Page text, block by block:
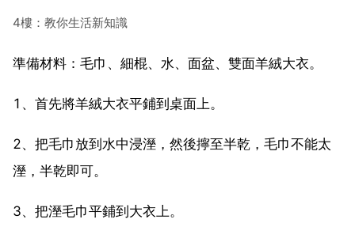
4樓：教你生活新知識
準備材料：毛巾、細棍、水、面盆、雙面羊絨大衣。
1、首先將羊絨大衣平鋪到桌面上。
2、把毛巾放到水中浸溼，然後擰至半乾，毛巾不能太
溼，半乾即可。
3、把溼毛巾平鋪到大衣上。